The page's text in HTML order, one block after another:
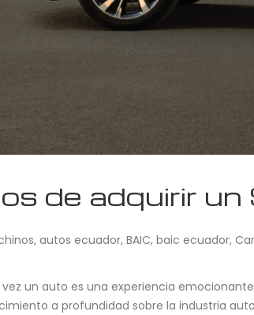
de adquirir
, autos ecuador, BAIC, baic ecuador,
un auto es una experiencia
a profundidad sobre la industria